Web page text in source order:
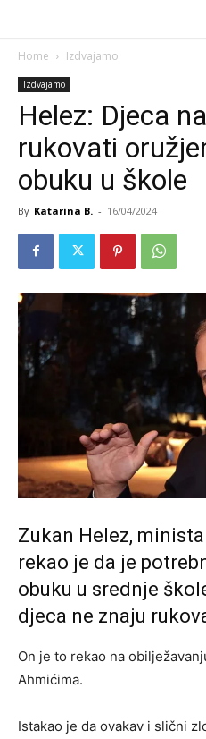
Home Izdvajamo
Izdvajamo
Helez: Djeca
rukovati
obuku u škole
By Katarina B. - 16/04/2024
Zukan Helez,
rekao je da je
obuku u srednje
djeca ne znaju
On je to rekao na
Ahmićima.
Istakao je da ovakav i slični